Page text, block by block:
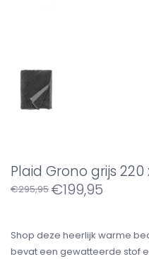
Plaid Grono grijs 220
€295,95 €199,95
Shop deze heerlijk warme
bevat een gewatteerde stof